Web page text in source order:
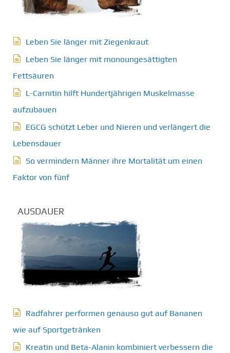
Leben Sie länger mit Ziegenkraut
Leben Sie länger mit monoungesättigten
Fettsäuren
L-Carnitin hilft Hundertjährigen Muskelmasse
aufzubauen
EGCG schützt Leber und Nieren und verlängert die
Lebensdauer
So vermindern Männer ihre Mortalität um einen
Faktor von fünf
AUSDAUER
Radfahrer performen genauso gut auf Bananen
wie auf Sportgetränken
Kreatin und Beta-Alanin kombiniert verbessern die